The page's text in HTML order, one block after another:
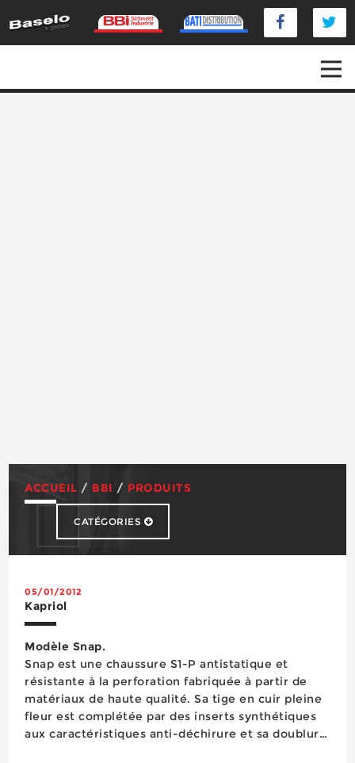
ACCUEIL / BBI / PRODUITS
CATÉGORIES
Abrasifs
Accès en hauteur
Adhésifs
Cagoule de soudage
Chaussures de sécurité
Chimie du bâtiment
Colles & Mastics
Consommables
Couverture
Découpage
05/01/2012
Kapriol
Modèle Snap.
Snap est une chaussure S1-P antistatique et
résistante à la perforation fabriquée à partir de
matériaux de haute qualité. Sa tige en cuir pleine
fleur est complétée par des inserts synthétiques
aux caractéristiques anti-déchirure et sa doublure